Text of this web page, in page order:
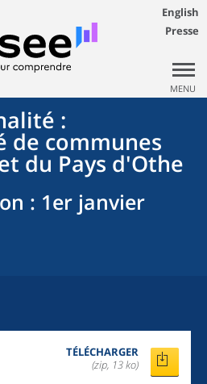
English
Presse
MENU
:
de communes
du Pays d'Othe
: 1er janvier
TÉLÉCHARGER
(zip, 13 ko)